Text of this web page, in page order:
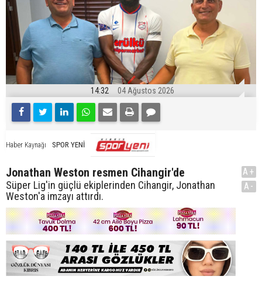
14:32 04 Ağustos 2026
Haber Kaynağı SPOR YENİ
Jonathan Weston resmen Cihangir'de
Süper Lig'in güçlü ekiplerinden Cihangir, Jonathan
Weston'a imzayı attırdı.
A+
A-